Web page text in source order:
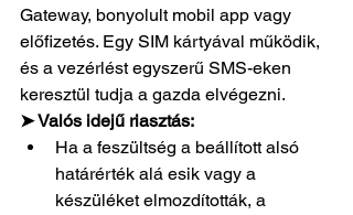
Gateway, bonyolult mobil app vagy
előfizetés. Egy SIM kártyával működik,
és a vezérlést egyszerű SMS-eken
keresztül tudja a gazda elvégezni.
➤ Valós idejű riasztás:
Ha a feszültség a beállított alsó
határérték alá esik vagy a
készüléket elmozdították, a